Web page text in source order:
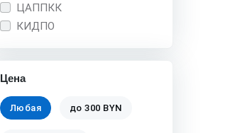
ЦАППКК
КИДПО
Цена
Любая до 300 BYN